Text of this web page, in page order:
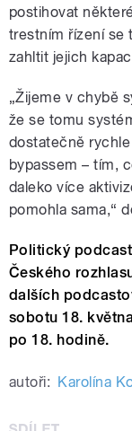
postihovat
trestním řízení se
zahltit jejich
„Žijeme v chybě
že se tomu
dostatečně
bypassem – tím,
daleko více
pomohla sama,“
Politický
Českého
dalších
sobotu 18.
po 18. hodině.
autoři: Karolína